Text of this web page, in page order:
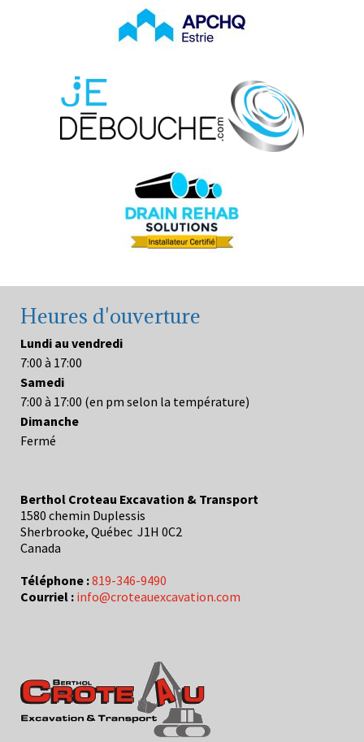
Heures d'ouverture
Lundi au vendredi
7:00 à 17:00
Samedi
7:00 à 17:00 (en pm selon la température)
Dimanche
Fermé
Berthol Croteau Excavation & Transport
1580 chemin Duplessis
Sherbrooke, Québec J1H 0C2
Canada
Téléphone :819-346-9490
Courriel : info@croteauexcavation.com